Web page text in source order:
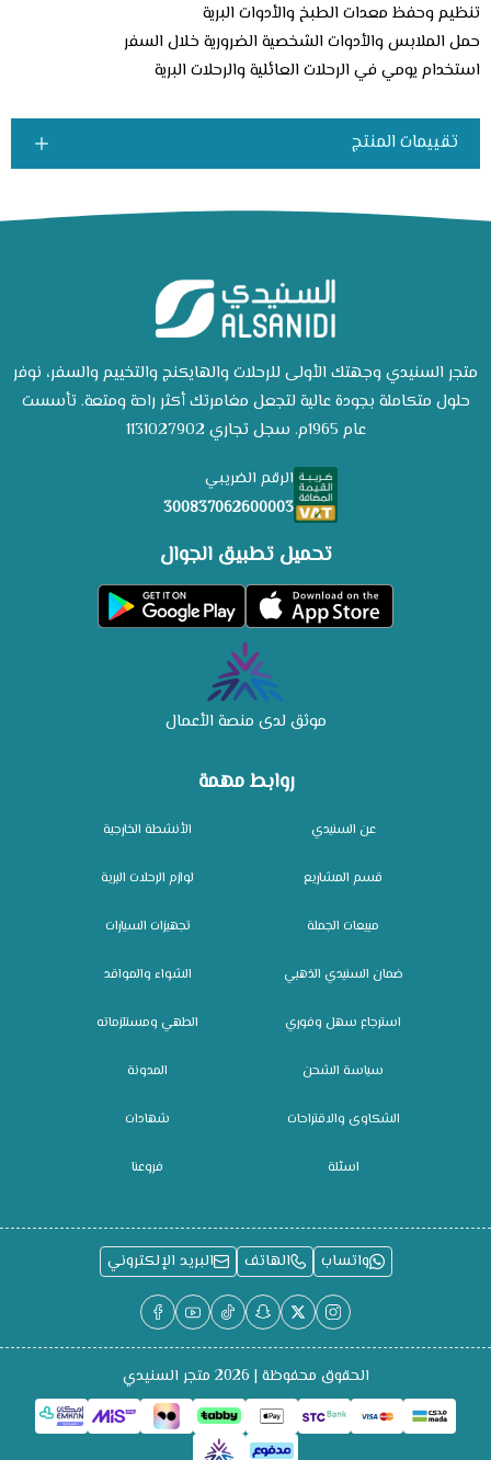
تنظيم وحفظ معدات الطبخ والأدوات البرية
حمل الملابس والأدوات الشخصية الضرورية خلال السفر
استخدام يومي في الرحلات العائلية والرحلات البرية
تقييمات المنتج
روابط مهمة
عن السنيدي
قسم المشاريع
مبيعات الجملة
ضمان السنيدي الذهبي
استرجاع سهل وفوري
سياسة الشحن
الشكاوى والاقتراحات
اسئلة
الأنشطة الخارجية
لوازم الرحلات البرية
تجهيزات السيارات
الشواء والمواقد
الطهي ومستلزماته
المدونة
شهادات
فروعنا
متجر السنيدي وجهتك الأولى للرحلات والهايكنج والتخييم والسفر، نوفر
حلول متكاملة بجودة عالية لتجعل مغامرتك أكثر راحة ومتعة. تأسست
عام 1965م. سجل تجاري 1131027902
الرقم الضريبي
300837062600003
تحميل تطبيق الجوال
موثق لدى منصة الأعمال
واتساب الهاتف البريد الإلكتروني
الحقوق محفوظة | 2026 متجر السنيدي